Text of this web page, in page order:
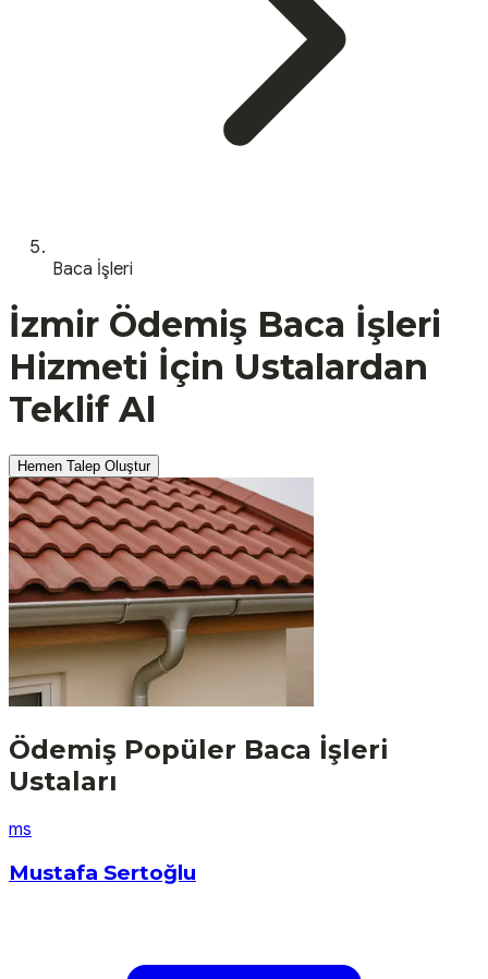
Baca İşleri
İzmir Ödemiş Baca İşleri
Hizmeti İçin Ustalardan
Teklif Al
Hemen Talep Oluştur
Ödemiş Popüler Baca İşleri
Ustaları
ms
Mustafa Sertoğlu